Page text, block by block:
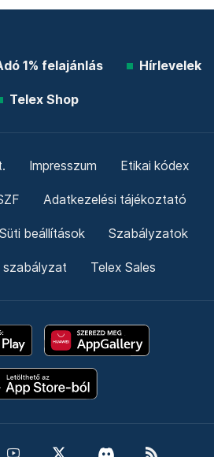
1% felajánlás Hírlevelek
Telex Shop
Impresszum Etikai kódex
Adatkezelési tájékoztató
Süti beállítások Szabályzatok
szabályzat Telex Sales